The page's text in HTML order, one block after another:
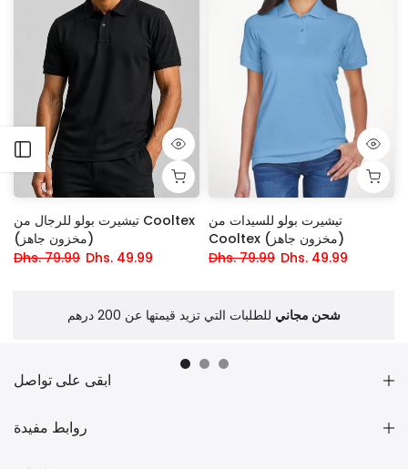
تيشيرت بولو للرجال من Cooltex
(مخزون جاهز)
Dhs. 79.99 Dhs. 49.99
تيشيرت بولو للسيدات من
Cooltex (مخزون جاهز)
Dhs. 79.99 Dhs. 49.99
افتح الشريط الجانبي
شحن مجاني للطلبات التي تزيد قيمتها عن 200 درهم
ابقى على تواصل
روابط مفيدة